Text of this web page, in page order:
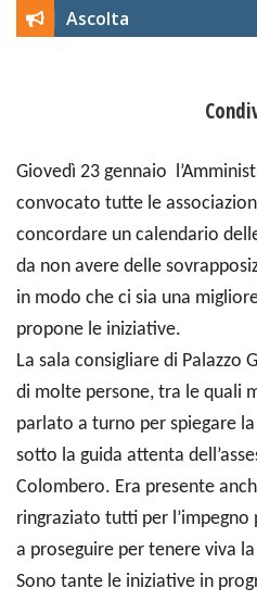
Ascolta
Giovedì 23 gennaio
convocato tutte le
concordare un calendario
da non avere delle
in modo che ci sia una
propone le iniziative.
La sala consigliare di Palazzo
di molte persone, tra le quali
parlato a turno per spiegare
sotto la guida attenta
Colombero. Era presente
ringraziato tutti per
a proseguire per tenere viva
Sono tante le iniziative in